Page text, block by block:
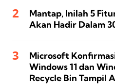
Mantap, Inilah 5
Akan Hadir Dalam
Microsoft
Windows 11 dan
Recycle Bin Tampil